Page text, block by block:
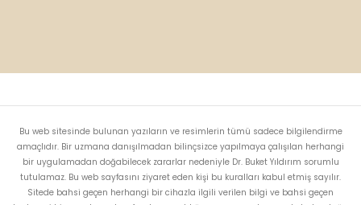
Bu web sitesinde bulunan yazıların ve resimlerin tümü sadece bilgilendirme
amaçlıdır. Bir uzmana danışılmadan bilinçsizce yapılmaya çalışılan herhangi
bir uygulamadan doğabilecek zararlar nedeniyle Dr. Buket Yıldırım sorumlu
tutulamaz. Bu web sayfasını ziyaret eden kişi bu kuralları kabul etmiş sayılır.
Sitede bahsi geçen herhangi bir cihazla ilgili verilen bilgi ve bahsi geçen